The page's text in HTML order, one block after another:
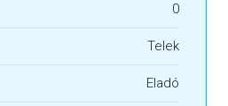
0
Telek
Eladó